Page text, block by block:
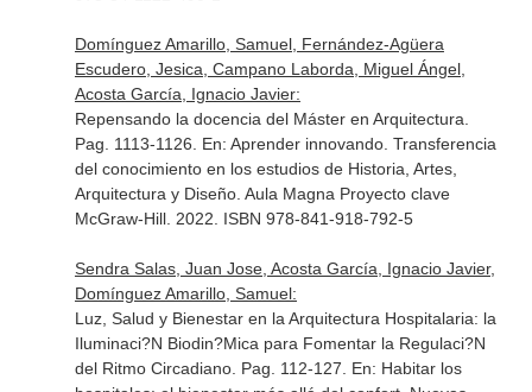
Domínguez Amarillo, Samuel, Fernández-Agüera
Escudero, Jesica, Campano Laborda, Miguel Ángel,
Acosta García, Ignacio Javier:
Repensando la docencia del Máster en Arquitectura.
Pag. 1113-1126. En: Aprender innovando. Transferencia
del conocimiento en los estudios de Historia, Artes,
Arquitectura y Diseño. Aula Magna Proyecto clave
McGraw-Hill. 2022. ISBN 978-841-918-792-5
Sendra Salas, Juan Jose, Acosta García, Ignacio Javier,
Domínguez Amarillo, Samuel:
Luz, Salud y Bienestar en la Arquitectura Hospitalaria: la
Iluminaci?N Biodin?Mica para Fomentar la Regulaci?N
del Ritmo Circadiano. Pag. 112-127. En: Habitar los